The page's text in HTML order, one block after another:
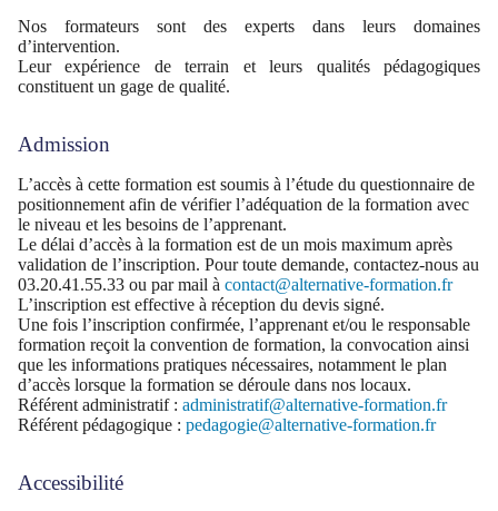
Nos formateurs sont des experts dans leurs domaines
d’intervention.
Leur expérience de terrain et leurs qualités pédagogiques
constituent un gage de qualité.
Admission
L’accès à cette formation est soumis à l’étude du questionnaire de
positionnement afin de vérifier l’adéquation de la formation avec
le niveau et les besoins de l’apprenant.
Le délai d’accès à la formation est de un mois maximum après
validation de l’inscription. Pour toute demande, contactez-nous au
03.20.41.55.33 ou par mail à contact@alternative-formation.fr
L’inscription est effective à réception du devis signé.
Une fois l’inscription confirmée, l’apprenant et/ou le responsable
formation reçoit la convention de formation, la convocation ainsi
que les informations pratiques nécessaires, notamment le plan
d’accès lorsque la formation se déroule dans nos locaux.
Référent administratif : administratif@alternative-formation.fr
Référent pédagogique : pedagogie@alternative-formation.fr
Accessibilité